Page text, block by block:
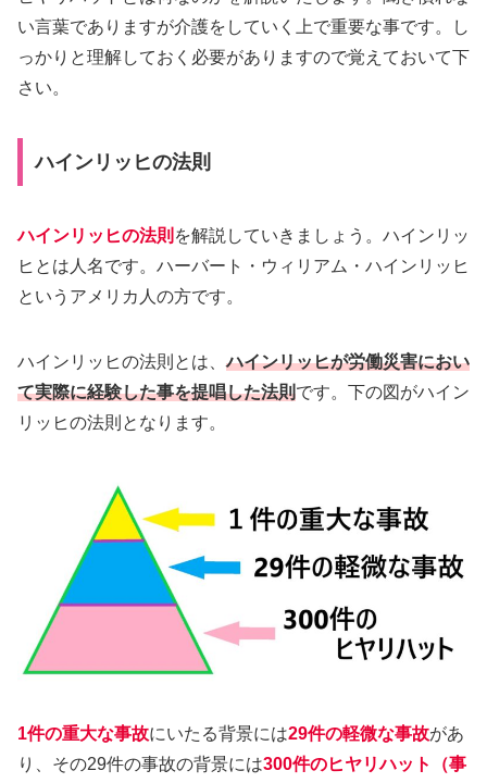
い言葉でありますが介護をしていく上で重要な事です。し
っかりと理解しておく必要がありますので覚えておいて下
さい。
ハインリッヒの法則
ハインリッヒの法則 を解説していきましょう。ハインリッ
ヒとは人名です。ハーバート・ウィリアム・ハインリッヒ
というアメリカ人の方です。
ハインリッヒの法則とは、ハインリッヒが労働災害におい
て実際に経験した事を提唱した法則です。下の図がハイン
リッヒの法則となります。
1件の重大な事故にいたる背景には29件の軽微な事故があ
り、その29件の事故の背景には300件のヒヤリハット
（事